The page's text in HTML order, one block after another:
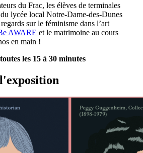
du Frac, les élèves de terminales
lycée local Notre-Dame-des-Dunes
sur le féminisme dans l’art
AWARE et le matrimoine au cours
en main !
les 15 à 30 minutes